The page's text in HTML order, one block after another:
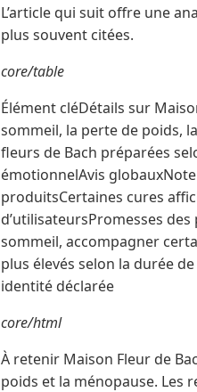
L’article qui suit offre une
plus souvent citées.
core/table
Élément cléDétails sur
sommeil, la perte de poids,
fleurs de Bach préparées
émotionnelAvis
produitsCertaines cures
d’utilisateursPromesses
sommeil, accompagner
plus élevés selon la durée
identité déclarée
core/html
À retenir Maison Fleur de
poids et la ménopause. Les